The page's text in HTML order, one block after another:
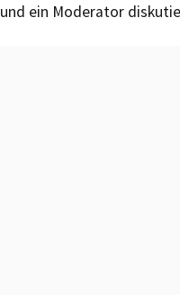
und ein Moderator